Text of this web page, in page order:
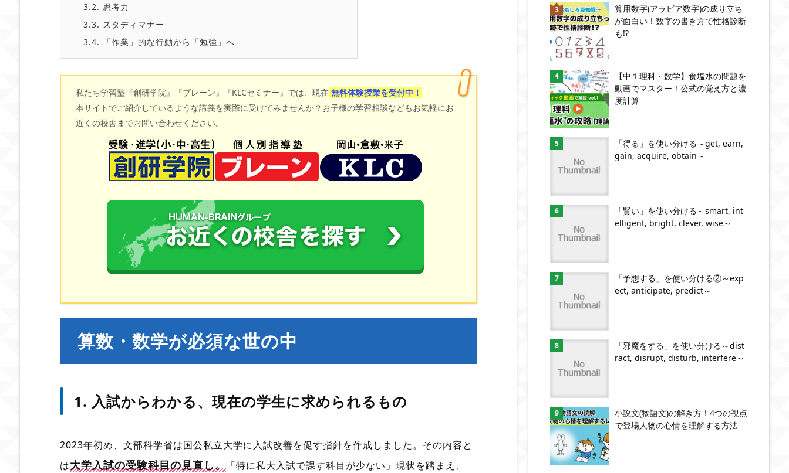
3.2. 思考力
3.3. スタディマナー
3.4.
「作業」的な行動から「勉強」へ
私たち学習塾『創研学院』『ブレーン』『KLCセミナー』では、現在 無料体験授業を受付中！
本サイトでご紹介しているような講義を実際に受けてみませんか？お子様の学習相談などもお気軽にお
近くの校舎までお問い合わせください。
算数・数学が必須な世の中
1. 入試からわかる、現在の学生に求められるもの
2023年初め、文部科学省は国公私立大学に入試改善を促す指針を作成しました。その内容と
は大学入試の受験科目の見直し。 「特に私大入試で課す科目が少ない」現状を踏まえ、
算用数字(アラビア数字)の成り立ち
が面白い！数字の書き方で性格診断
も!?
【中１理科・数学】食塩水の問題を
動画でマスター！公式の覚え方と濃
度計算
「得る」を使い分ける～get, earn,
gain, acquire, obtain～
「賢い」を使い分ける～smart, int
elligent, bright, clever, wise～
「予想する」を使い分ける②～exp
ect, anticipate, predict～
「邪魔をする」を使い分ける～dist
ract, disrupt, disturb, interfere～
小説文(物語文)の解き方！4つの視点
で登場人物の心情を理解する方法